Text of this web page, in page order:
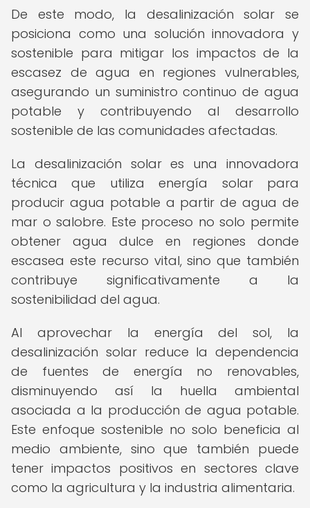
De este modo, la desalinización solar se
posiciona como una solución innovadora y
sostenible para mitigar los impactos de la
escasez de agua en regiones vulnerables,
asegurando un suministro continuo de agua
potable y contribuyendo al desarrollo
sostenible de las comunidades afectadas.
La desalinización solar es una innovadora
técnica que utiliza energía solar para
producir agua potable a partir de agua de
mar o salobre. Este proceso no solo permite
obtener agua dulce en regiones donde
escasea este recurso vital, sino que también
contribuye significativamente a la
sostenibilidad del agua.
Al aprovechar la energía del sol, la
desalinización solar reduce la dependencia
de fuentes de energía no renovables,
disminuyendo así la huella ambiental
asociada a la producción de agua potable.
Este enfoque sostenible no solo beneficia al
medio ambiente, sino que también puede
tener impactos positivos en sectores clave
como la agricultura y la industria alimentaria.